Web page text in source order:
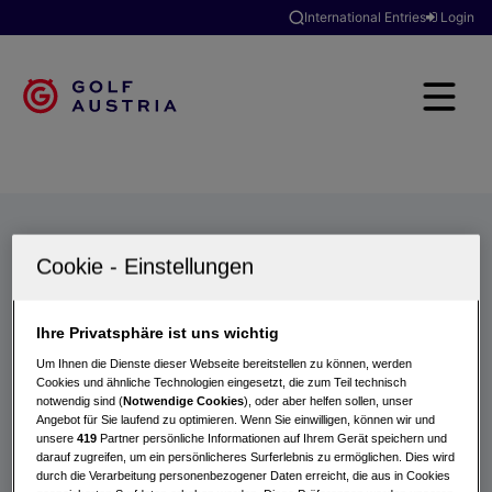
International Entries Login
Turniere
Ihre Privatsphäre ist uns wichtig
Um Ihnen die Dienste dieser Webseite bereitstellen zu können, werden
Cookies und ähnliche Technologien eingesetzt, die zum Teil technisch
notwendig sind (Notwendige Cookies), oder aber helfen sollen, unser
Angebot für Sie laufend zu optimieren. Wenn Sie einwilligen, können wir und
unsere419 Partner persönliche Informationen auf Ihrem Gerät speichern und
darauf zugreifen, um ein persönlicheres Surferlebnis zu ermöglichen. Dies wird
durch die Verarbeitung personenbezogener Daten erreicht, die aus in Cookies